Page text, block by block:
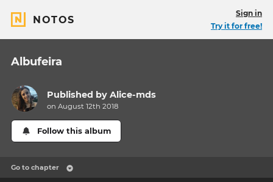
NOTOS
Sign in
Try it for free!
Albufeira
Published byAlice-mds
on August 12th 2018
Follow this album
Go to chapter